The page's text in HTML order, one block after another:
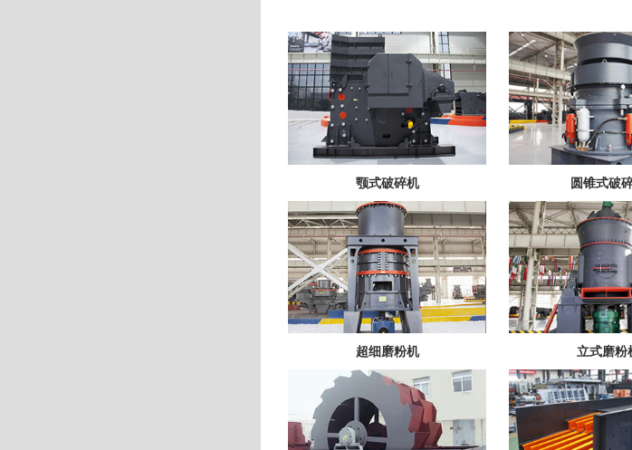
颚式破碎机 圆锥式破
超细磨粉机 立式磨粉